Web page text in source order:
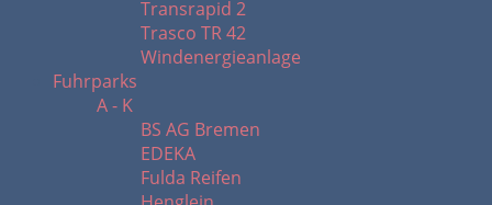
Transrapid 2
Trasco TR 42
Windenergieanlage
Fuhrparks
A - K
BS AG Bremen
EDEKA
Fulda Reifen